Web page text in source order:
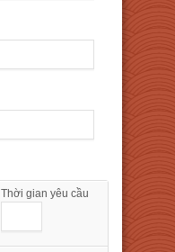
Thời gian yêu cầu